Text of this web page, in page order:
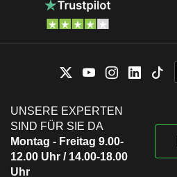
UNSERE EXPERTEN
SIND FÜR SIE DA
Montag - Freitag 9.00-
12.00 Uhr / 14.00-18.00
Uhr